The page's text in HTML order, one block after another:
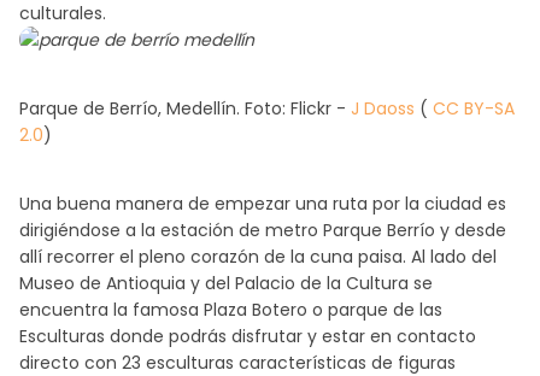
culturales.
Parque de Berrío, Medellín. Foto: Flickr - J Daoss ( CC BY-SA
2.0)
Una buena manera de empezar una ruta por la ciudad es
dirigiéndose a la estación de metro Parque Berrío y desde
allí recorrer el pleno corazón de la cuna paisa. Al lado del
Museo de Antioquia y del Palacio de la Cultura se
encuentra la famosa Plaza Botero o parque de las
Esculturas donde podrás disfrutar y estar en contacto
directo con 23 esculturas características de figuras